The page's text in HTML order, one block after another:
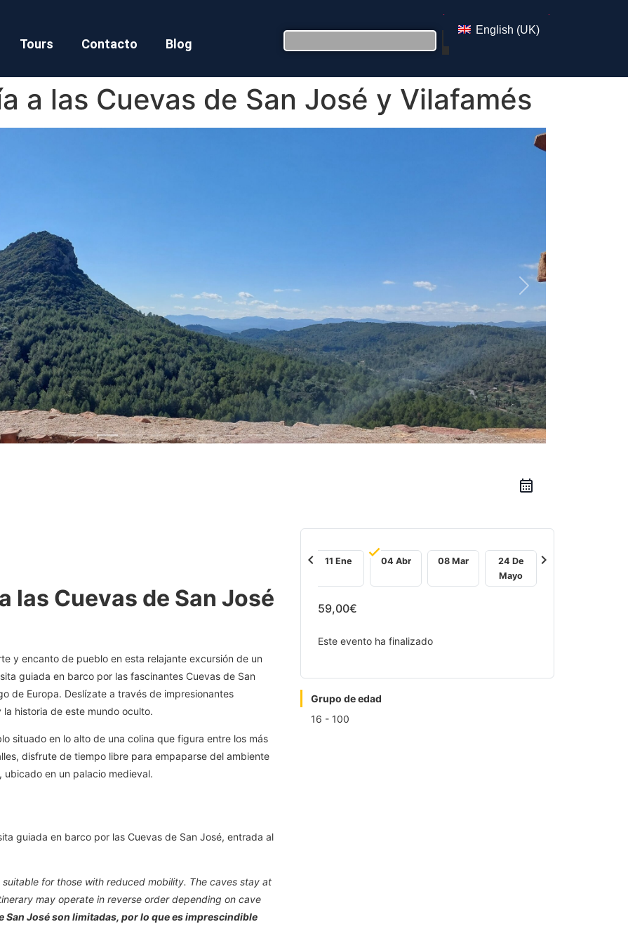
Tours Contacto Blog
English (UK)
a las Cuevas de San José y Vilafamés
las Cuevas de San José
y encanto de pueblo en esta relajante excursión de un
guiada en barco por las fascinantes Cuevas de San
de Europa. Deslízate a través de impresionantes
historia de este mundo oculto.
situado en lo alto de una colina que figura entre los más
disfrute de tiempo libre para empaparse del ambiente
ubicado en un palacio medieval.
guiada en barco por las Cuevas de San José, entrada al
for those with reduced mobility. The caves stay at
may operate in reverse order depending on cave
San José son limitadas, por lo que es imprescindible
11 Ene 04 Abr 08 Mar
24 De
Mayo
chevron_left chevron_right
59,00€
Este evento ha finalizado
Grupo de edad
16 - 100